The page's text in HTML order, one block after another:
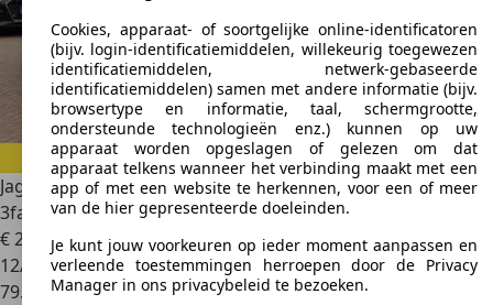
Jaguar I-PaceEV320 SE Business Pack 90 kWh / SoH 89.7% /
3fase
€ 26.999
12/2020
79.343 km
Cookies, apparaat- of soortgelijke online-identificatoren
(bijv. login-identificatiemiddelen, willekeurig toegewezen
identificatiemiddelen, netwerk-gebaseerde
identificatiemiddelen) samen met andere informatie (bijv.
browsertype en informatie, taal, schermgrootte,
ondersteunde technologieën enz.) kunnen op uw
apparaat worden opgeslagen of gelezen om dat
apparaat telkens wanneer het verbinding maakt met een
app of met een website te herkennen, voor een of meer
van de hier gepresenteerde doeleinden.
Je kunt jouw voorkeuren op ieder moment aanpassen en
verleende toestemmingen herroepen door de Privacy
Manager in ons privacybeleid te bezoeken.